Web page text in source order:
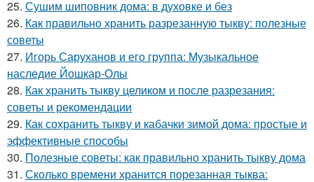
25. Сушим шиповник дома: в духовке и без
26. Как правильно хранить разрезанную тыкву: полезные
советы
27. Игорь Саруханов и его группа: Музыкальное
наследие Йошкар-Олы
28. Как хранить тыкву целиком и после разрезания:
советы и рекомендации
29. Как сохранить тыкву и кабачки зимой дома: простые и
эффективные способы
30. Полезные советы: как правильно хранить тыкву дома
31. Сколько времени хранится порезанная тыква: